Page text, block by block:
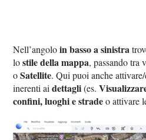
Nell’angoloin basso a sinistra
lostile della mappa, passando tra
oSatellite. Qui puoi anche
inerenti aidettagli(es.
confini, luoghi e stradeo attivare